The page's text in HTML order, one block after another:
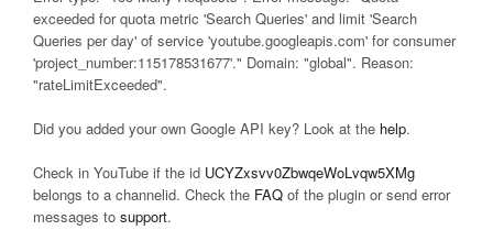
exceeded for quota metric 'Search Queries' and limit 'Search
Queries per day' of service 'youtube.googleapis.com' for consumer
'project_number:115178531677'." Domain: "global". Reason:
"rateLimitExceeded".
Did you added your own Google API key? Look at the help.
Check in YouTube if the id UCYZxsvv0ZbwqeWoLvqw5XMg
belongs to a channelid. Check the FAQ of the plugin or send error
messages to support.